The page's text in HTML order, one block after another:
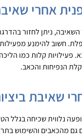
אחרי
ניתן לחזור
חשוב להימנע מפעילות
פעילויות קלות כמו
הנפיחות והכאב.
שאיבת
נלווית שכיחה בגלל
גם מהכאבים והשימוש